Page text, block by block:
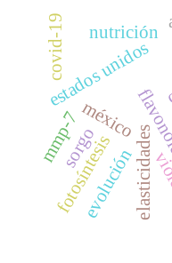
elasticidades
méxico
estados unidos
fotosíntesis
nutrición
mmp-7
covid-19
evolución
sorgo